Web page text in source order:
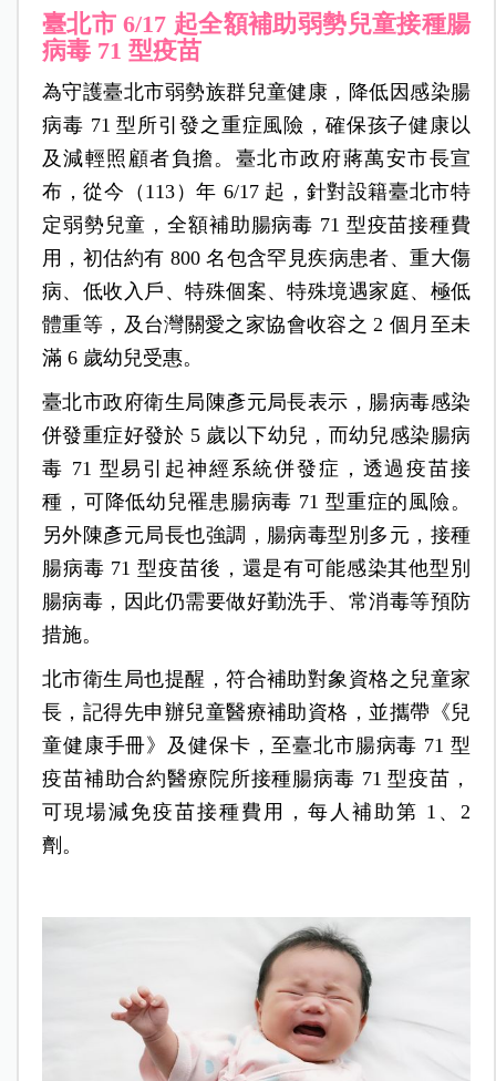
臺北市 6/17 起全額補助弱勢兒童接種腸
病毒 71 型疫苗
為守護臺北市弱勢族群兒童健康，降低因感染腸
病毒 71 型所引發之重症風險，確保孩子健康以
及減輕照顧者負擔。臺北市政府蔣萬安市長宣
布，從今（113）年 6/17 起，針對設籍臺北市特
定弱勢兒童，全額補助腸病毒 71 型疫苗接種費
用，初估約有 800 名包含罕見疾病患者、重大傷
病、低收入戶、特殊個案、特殊境遇家庭、極低
體重等，及台灣關愛之家協會收容之 2 個月至未
滿 6 歲幼兒受惠。
臺北市政府衛生局陳彥元局長表示，腸病毒感染
併發重症好發於 5 歲以下幼兒，而幼兒感染腸病
毒 71 型易引起神經系統併發症，透過疫苗接
種，可降低幼兒罹患腸病毒 71 型重症的風險。
另外陳彥元局長也強調，腸病毒型別多元，接種
腸病毒 71 型疫苗後，還是有可能感染其他型別
腸病毒，因此仍需要做好勤洗手、常消毒等預防
措施。
北市衛生局也提醒，符合補助對象資格之兒童家
長，記得先申辦兒童醫療補助資格，並攜帶《兒
童健康手冊》及健保卡，至臺北市腸病毒 71 型
疫苗補助合約醫療院所接種腸病毒 71 型疫苗，
可現場減免疫苗接種費用，每人補助第 1、2
劑。